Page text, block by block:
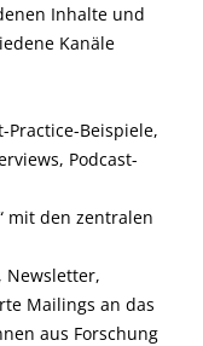
Inhalte und
Kanäle
Practice-Beispiele,
Podcast-
mit den zentralen
Newsletter,
Mailings an das
aus Forschung